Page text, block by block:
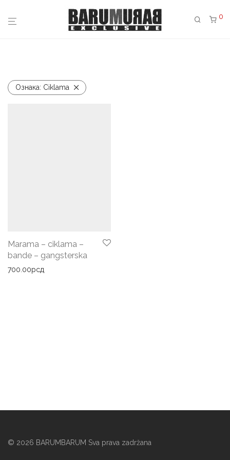
0
Ознака: Ciklama
Marama – ciklama –
bande – gangsterska
700.00рсд
© 2026 BARUMBARUM Sva prava zadržana